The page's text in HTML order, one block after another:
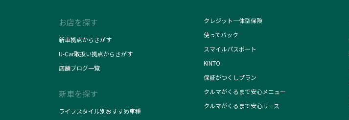
お店を探す
新車拠点からさがす
U-Car取扱い拠点からさがす
店舗ブログ一覧
新車を探す
ライフスタイル別おすすめ車種
クレジット一体型保険
使ってバック
スマイルパスポート
KINTO
保証がつくしプラン
クルマがくるまで安心メニュー
クルマがくるまで安心リース